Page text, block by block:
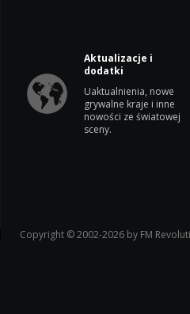
Aktualizacje i
dodatki
Uaktualnienia, nowe
grywalne kraje i inne
nowości ze światowej
sceny.
Copyright © 2002-2026 by FM